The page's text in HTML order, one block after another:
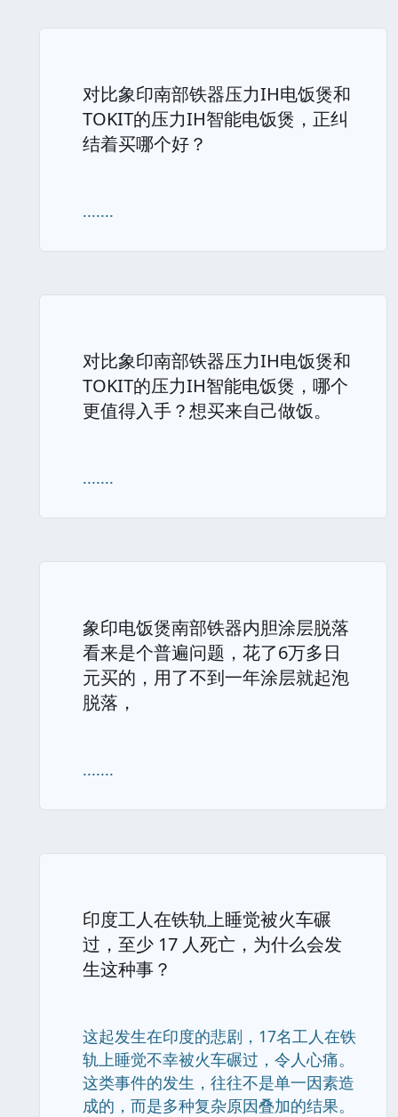
对比象印南部铁器压力IH电饭煲和
TOKIT的压力IH智能电饭煲，正纠
结着买哪个好？
.......
对比象印南部铁器压力IH电饭煲和
TOKIT的压力IH智能电饭煲，哪个
更值得入手？想买来自己做饭。
.......
象印电饭煲南部铁器内胆涂层脱落
看来是个普遍问题，花了6万多日
元买的，用了不到一年涂层就起泡
脱落，
.......
印度工人在铁轨上睡觉被火车碾
过，至少 17 人死亡，为什么会发
生这种事？
这起发生在印度的悲剧，17名工人在铁
轨上睡觉不幸被火车碾过，令人心痛。
这类事件的发生，往往不是单一因素造
成的，而是多种复杂原因叠加的结果。